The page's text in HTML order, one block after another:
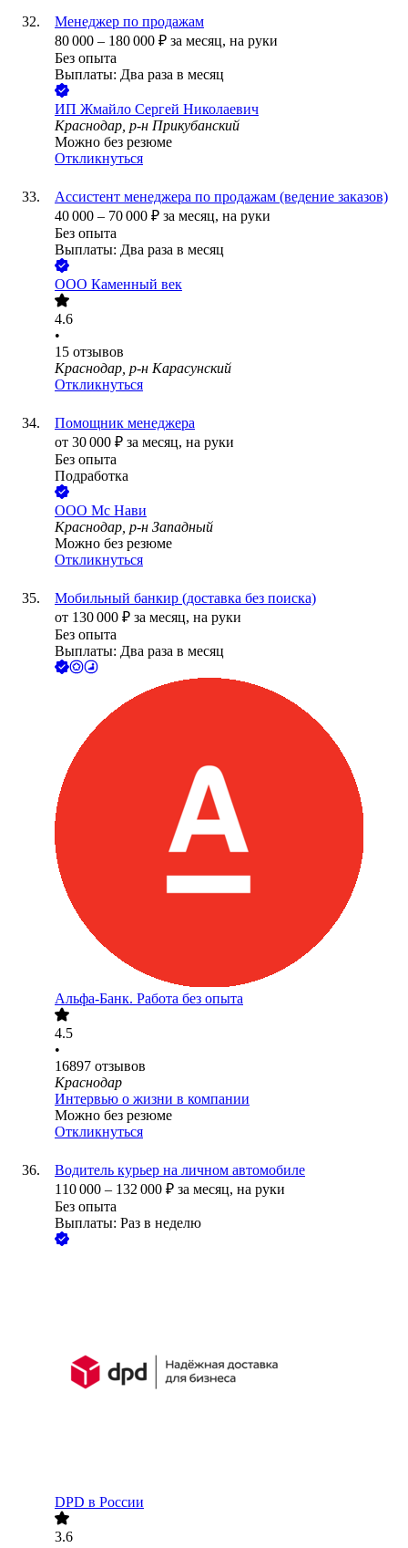
Менеджер по продажам
80 000 – 180 000 ₽ за месяц, на руки
Без опыта
Выплаты: Два раза в месяц
ИП Жмайло Сергей Николаевич
Краснодар, р-н Прикубанский
Можно без резюме
Откликнуться
Ассистент менеджера по продажам (ведение заказов)
40 000 – 70 000 ₽ за месяц, на руки
Без опыта
Выплаты: Два раза в месяц
ООО Каменный век
4.6
•
15 отзывов
Краснодар, р-н Карасунский
Откликнуться
Помощник менеджера
от 30 000 ₽ за месяц, на руки
Без опыта
Подработка
ООО Мс Нави
Краснодар, р-н Западный
Можно без резюме
Откликнуться
Мобильный банкир (доставка без поиска)
от 130 000 ₽ за месяц, на руки
Без опыта
Выплаты: Два раза в месяц
Альфа-Банк. Работа без опыта
4.5
•
16897 отзывов
Краснодар
Интервью о жизни в компании
Можно без резюме
Откликнуться
Водитель курьер на личном автомобиле
110 000 – 132 000 ₽ за месяц, на руки
Без опыта
Выплаты: Раз в неделю
DPD в России
3.6